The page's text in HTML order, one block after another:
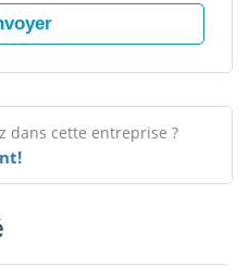
dans cette entreprise ?